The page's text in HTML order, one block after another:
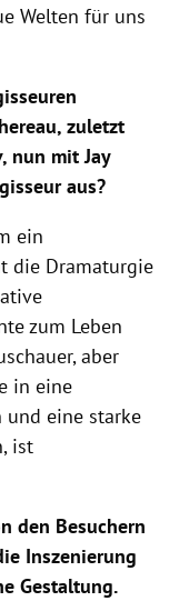
Welten für uns
zuletzt
nun mit Jay
aus?
ein
die Dramaturgie
zum Leben
aber
in eine
und eine starke
ist
den Besuchern
Inszenierung
Gestaltung.